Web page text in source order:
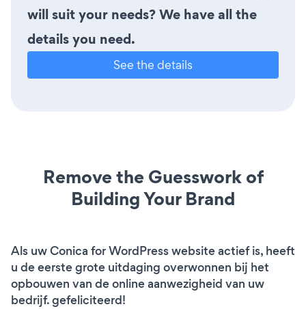
will suit your needs? We have all the
details you need.
See the details
Remove the Guesswork of
Building Your Brand
Als uw Conica for WordPress website actief is, heeft
u de eerste grote uitdaging overwonnen bij het
opbouwen van de online aanwezigheid van uw
bedrijf. gefeliciteerd!